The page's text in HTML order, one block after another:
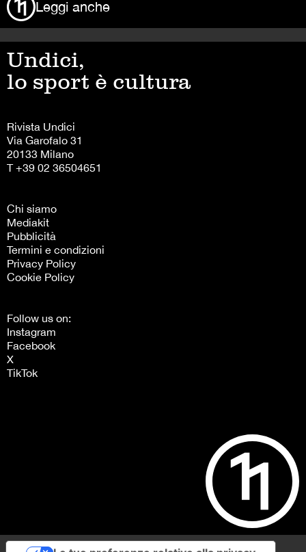
Leggi anche
Undici,
lo sport è cultura
Rivista Undici
Via Garofalo 31
20133 Milano
T +39 02 36504651
Chi siamo
Mediakit
Pubblicità
Termini e condizioni
Privacy Policy
Cookie Policy
Follow us on:
Instagram
Facebook
X
TikTok